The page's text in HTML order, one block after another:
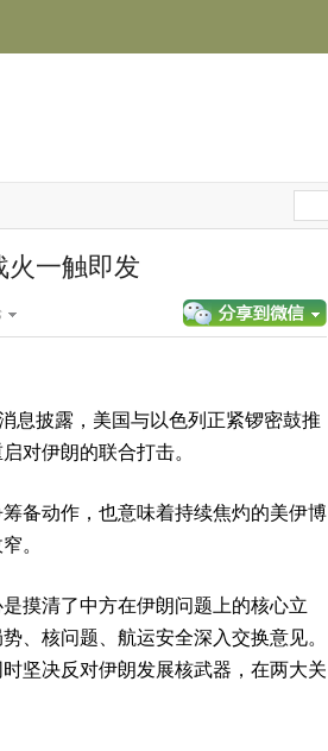
火一触即发
息披露，美国与以色列正紧锣密鼓推
对伊朗的联合打击。
备动作，也意味着持续焦灼的美伊博
。
摸清了中方在伊朗问题上的核心立
、核问题、航运安全深入交换意见。
坚决反对伊朗发展核武器，在两大关